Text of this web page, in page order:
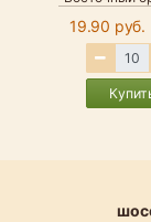
19.90 руб.